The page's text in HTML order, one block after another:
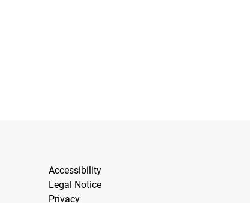
Accessibility
Legal Notice
Privacy